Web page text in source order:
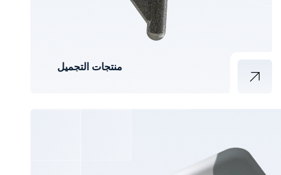
منتجات التجميل